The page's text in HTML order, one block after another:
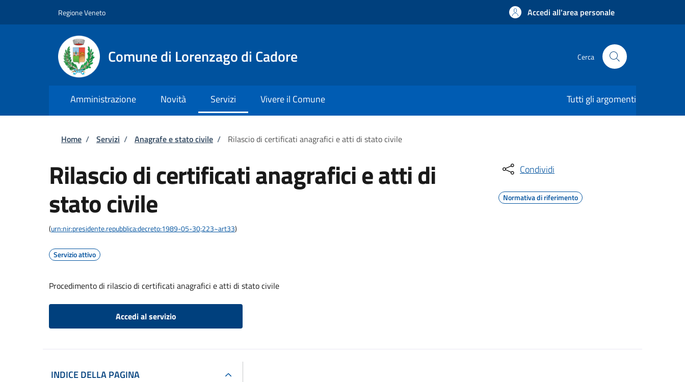
Regione Veneto Accedi all'area personale
Comune di Lorenzago di Cadore Cerca
Amministrazione Novità Servizi Vivere il Comune Tutti gli argomenti
Briciole di pane
Home / Servizi / Anagrafe e stato civile / Rilascio di certificati anagrafici e atti di stato civile
Rilascio di certificati anagrafici e atti di
stato civile
(urn:nir:presidente.repubblica:decreto:1989-05-30;223~art33)
Servizio attivo
Procedimento di rilascio di certificati anagrafici e atti di stato civile
Accedi al servizio
Condividi
Normativa di riferimento
INDICE DELLA PAGINA